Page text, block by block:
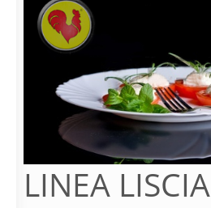
LINEA LISCIA